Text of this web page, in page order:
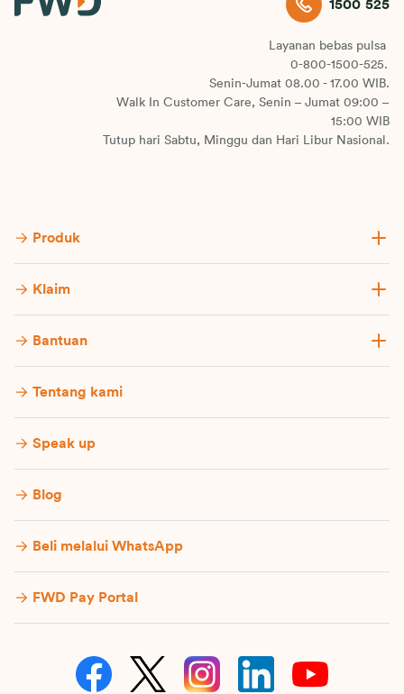
1500 525
Layanan bebas pulsa
0-800-1500-525.
Senin-Jumat 08.00 - 17.00 WIB.
Walk In Customer Care, Senin – Jumat 09:00 –
15:00 WIB
Tutup hari Sabtu, Minggu dan Hari Libur Nasional.
Produk
Klaim
Bantuan
Tentang kami
Speak up
Blog
Beli melalui WhatsApp
FWD Pay Portal